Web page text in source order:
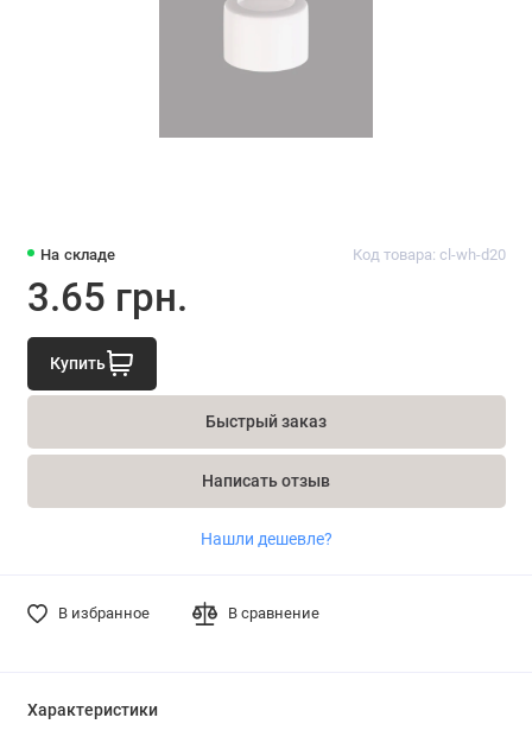
На складе Код товара: cl-wh-d20
3.65 грн.
Купить
Быстрый заказ
Написать отзыв
Нашли дешевле?
В избранное В сравнение
Характеристики